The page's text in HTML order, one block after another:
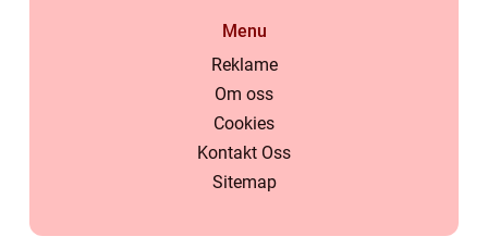
Menu
Reklame
Om oss
Cookies
Kontakt Oss
Sitemap